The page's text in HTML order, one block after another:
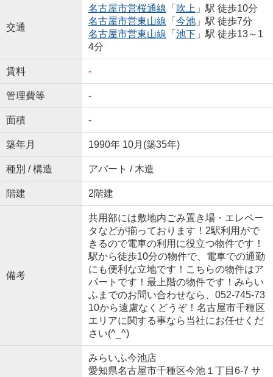
交通
名古屋市営桜通線 「 吹上」駅 徒歩10分
名古屋市営東山線 「 今池」駅 徒歩7分
名古屋市営東山線 「 池下」駅 徒歩13～1
4分
賃料 -
管理費等 -
面積 -
築年月 1990年 10月(築35年)
種別 / 構造 アパート / 木造
階建 2階建
備考
共用部には敷地内ごみ置き場・エレベー
タなどが揃っております！2駅利用がで
きるので電車の利用に役立つ物件です！
駅から徒歩10分の物件で、電車での通勤
にも便利な立地です！こちらの物件はア
パートです！最上階の物件です！みらい
ふまでのお問い合わせなら、052-745-73
10から遠慮なくどうぞ！名古屋市千種区
エリアに関する事なら当社にお任せくだ
さい(^_^)
みらいふ今池店
愛知県名古屋市千種区今池１丁目6-7 サ